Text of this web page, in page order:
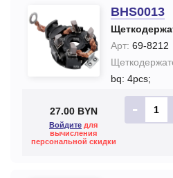
BHS0013
Арт: 69-8212
bq: 4pcs;
27.00 BYN
Войдите для
вычисления
персональной скидки
-